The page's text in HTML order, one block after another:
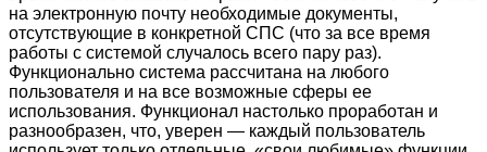
на электронную почту необходимые документы,
отсутствующие в конкретной СПС (что за все время
работы с системой случалось всего пару раз).
Функционально система рассчитана на любого
пользователя и на все возможные сферы ее
использования. Функционал настолько проработан и
разнообразен, что, уверен — каждый пользователь